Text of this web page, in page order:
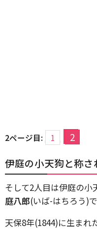
2ページ目: 1 2
伊庭の小天狗と称
そして2人目は伊庭の小
庭八郎(いば-はちろう)で
天保8年(1844)に生まれ